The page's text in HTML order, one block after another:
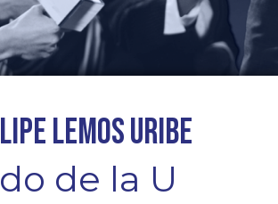
Lemos Uribe
de la U